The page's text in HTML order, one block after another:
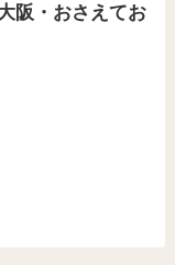
阪・おさえてお